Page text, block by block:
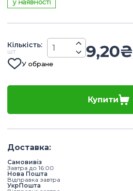
у наявності
Кiлькiсть:
шт. 9,20₴
У обране
Купити
Доставка:
Самовивіз
Завтра до 16:00
Нова Пошта
Відправка завтра
УкрПошта